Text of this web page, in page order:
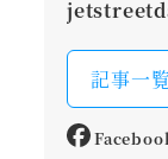
記事一覧